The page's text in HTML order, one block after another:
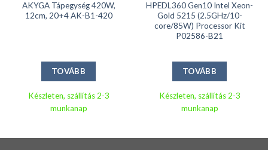
AKYGA Tápegység 420W,
12cm, 20+4 AK-B1-420
TOVÁBB
Készleten, szállítás 2-3
munkanap
HPEDL360 Gen10 Intel Xeon-
Gold 5215 (2.5GHz/10-
core/85W) Processor Kit
P02586-B21
TOVÁBB
Készleten, szállítás 2-3
munkanap